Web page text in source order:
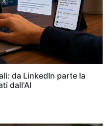
da LinkedIn parte la
dall'AI